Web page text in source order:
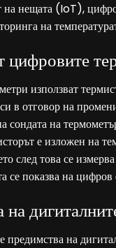
на нещата (IoT),
на
цифровите
използват
в отговор на
сондата на
е изложен на
след това се
се показва на
предимства на